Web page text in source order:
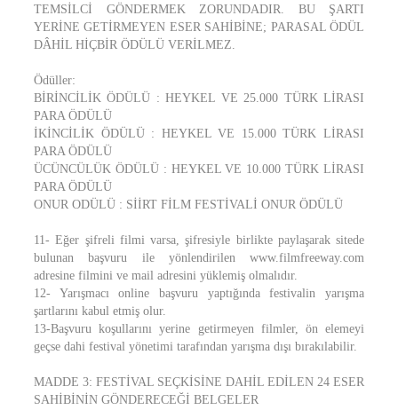
TEMSİLCİ GÖNDERMEK ZORUNDADIR. BU ŞARTI
YERİNE GETİRMEYEN ESER SAHİBİNE; PARASAL ÖDÜL
DÂHİL HİÇBİR ÖDÜLÜ VERİLMEZ.
Ödüller:
BİRİNCİLİK ÖDÜLÜ : HEYKEL VE 25.000 TÜRK LİRASI
PARA ÖDÜLÜ
İKİNCİLİK ÖDÜLÜ : HEYKEL VE 15.000 TÜRK LİRASI
PARA ÖDÜLÜ
ÜCÜNCÜLÜK ÖDÜLÜ : HEYKEL VE 10.000 TÜRK LİRASI
PARA ÖDÜLÜ
ONUR ODÜLÜ : SİİRT FİLM FESTİVALİ ONUR ÖDÜLÜ
11- Eğer şifreli filmi varsa, şifresiyle birlikte paylaşarak sitede
bulunan başvuru ile yönlendirilen www.filmfreeway.com
adresine filmini ve mail adresini yüklemiş olmalıdır.
12- Yarışmacı online başvuru yaptığında festivalin yarışma
şartlarını kabul etmiş olur.
13-Başvuru koşullarını yerine getirmeyen filmler, ön elemeyi
geçse dahi festival yönetimi tarafından yarışma dışı bırakılabilir.
MADDE 3: FESTİVAL SEÇKİSİNE DAHİL EDİLEN 24 ESER
SAHİBİNİN GÖNDERECEĞİ BELGELER